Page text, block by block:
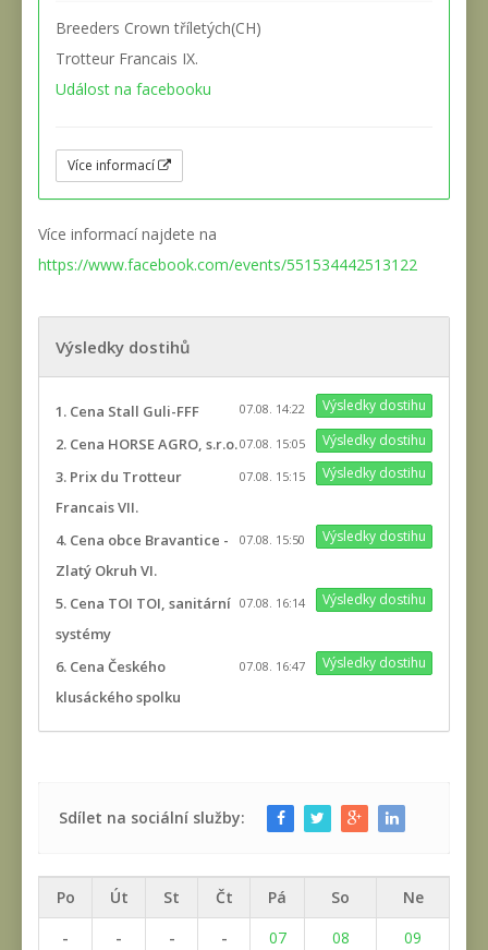
Breeders Crown tříletých(CH)
Trotteur Francais IX.
Událost na facebooku
Více informací
Více informací najdete na
https://www.facebook.com/events/551534442513122
Výsledky dostihů
Výsledky dostihu
07.08. 14:22
1. Cena Stall Guli-FFF
Výsledky dostihu
07.08. 15:05
2. Cena HORSE AGRO, s.r.o.
Výsledky dostihu
07.08. 15:15
3. Prix du Trotteur
Francais VII.
Výsledky dostihu
07.08. 15:50
4. Cena obce Bravantice -
Zlatý Okruh VI.
Výsledky dostihu
07.08. 16:14
5. Cena TOI TOI, sanitární
systémy
Výsledky dostihu
07.08. 16:47
6. Cena Českého
klusáckého spolku
Sdílet na sociální služby:
Po Út St Čt Pá So
Ne
-
- - - 07 08 09